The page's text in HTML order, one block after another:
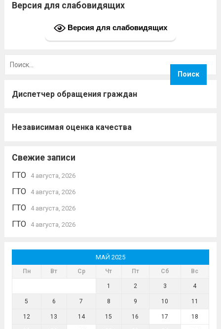
Версия для слабовидящих
Версия для слабовидящих
Диспетчер обращения граждан
Независимая оценка качества
Свежие записи
ГТО 4 августа, 2026
ГТО 4 августа, 2026
ГТО 4 августа, 2026
ГТО 4 августа, 2026
МАЙ 2025
Пн Вт Ср Чт Пт Сб Вс
1 2 3 4
5 6 7 8 9 10 11
12 13 14 15 16 17 18